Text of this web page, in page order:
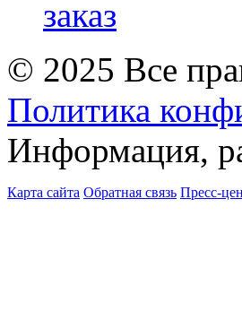
заказ
© 2025 Все
Политика
Информация,
Карта сайта Обратная связь Пресс-